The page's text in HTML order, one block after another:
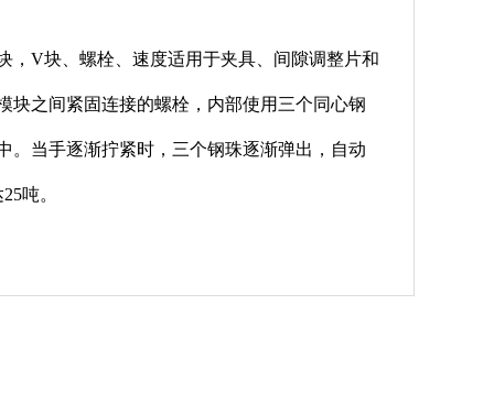
，V块、螺栓、速度适用于夹具、间隙调整片和
块之间紧固连接的螺栓，内部使用三个同心钢
。当手逐渐拧紧时，三个钢珠逐渐弹出，自动
吨。